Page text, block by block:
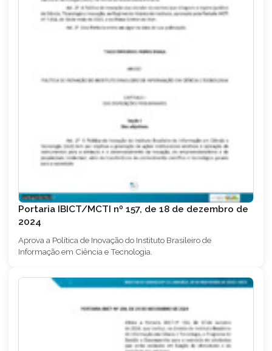
Portaria IBICT/MCTI nº 157, de 18 de dezembro de
2024
Aprova a Política de Inovação do Instituto Brasileiro de
Informação em Ciência e Tecnologia.